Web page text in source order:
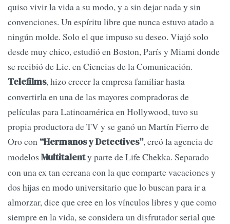
quiso vivir la vida a su modo, y a sin dejar nada y sin
convenciones. Un espíritu libre que nunca estuvo atado a
ningún molde. Solo el que impuso su deseo. Viajó solo
desde muy chico, estudió en Boston, París y Miami donde
se recibió de Lic. en Ciencias de la Comunicación.
Telefilms, hizo crecer la empresa familiar hasta
convertirla en una de las mayores compradoras de
películas para Latinoamérica en Hollywood, tuvo su
propia productora de TV y se ganó un Martín Fierro de
Oro con “Hermanos y Detectives”, creó la agencia de
modelos Multitalenty parte de Life Chekka. Separado
con una ex tan cercana con la que comparte vacaciones y
dos hijas en modo universitario que lo buscan para ir a
almorzar, dice que cree en los vínculos libres y que como
siempre en la vida, se considera un disfrutador serial que